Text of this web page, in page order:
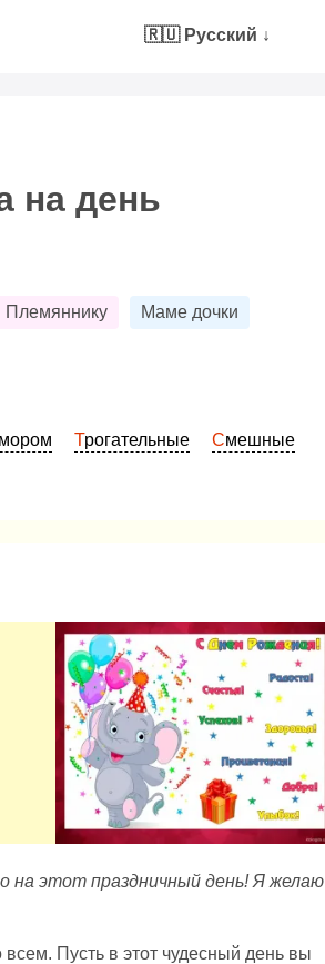
🇷🇺 Русский ↓
на день
Племяннику Маме дочки
Трогательные
Смешные
на этот праздничный день! Я желаю
Пусть в этот чудесный день вы